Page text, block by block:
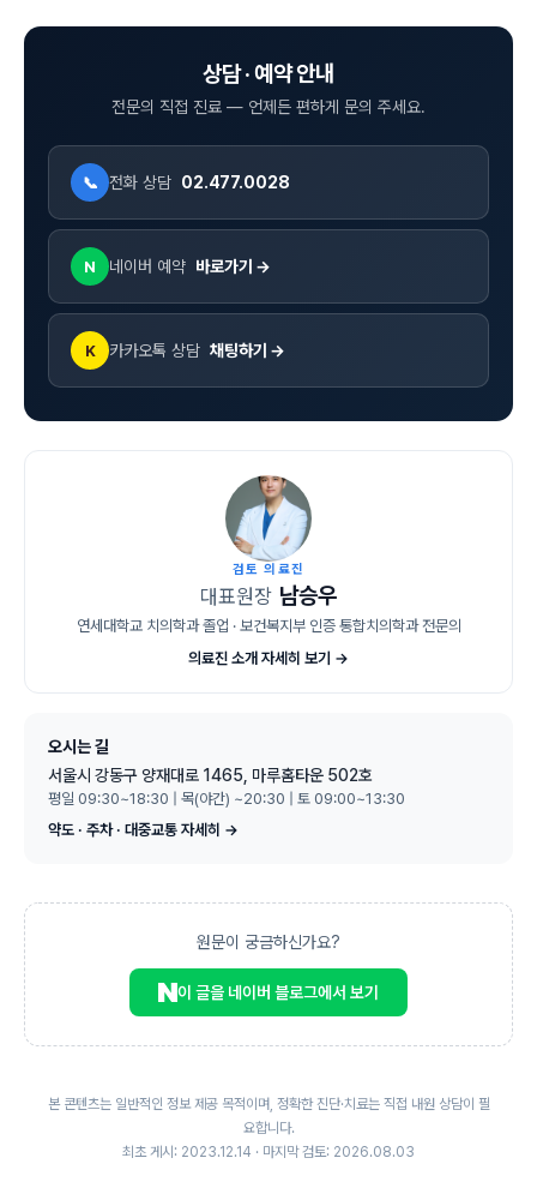
상담 · 예약 안내
전문의 직접 진료 — 언제든 편하게 문의 주세요.
📞 전화 상담 02.477.0028
N 네이버 예약 바로가기 →
K 카카오톡 상담 채팅하기 →
검토 의료진
대표원장 남승우
연세대학교 치의학과 졸업 · 보건복지부 인증 통합치의학과 전문의
의료진 소개 자세히 보기 →
오시는 길
서울시 강동구 양재대로 1465, 마루홈타운 502호
평일 09:30~18:30 | 목(야간) ~20:30 | 토 09:00~13:30
약도 · 주차 · 대중교통 자세히 →
원문이 궁금하신가요?
이 글을 네이버 블로그에서 보기
본 콘텐츠는 일반적인 정보 제공 목적이며, 정확한 진단·치료는 직접 내원 상담이 필
요합니다.
최초 게시: 2023.12.14 · 마지막 검토: 2026.08.03